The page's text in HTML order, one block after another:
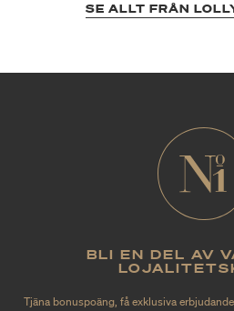
SE ALLT FRÅN
BLI EN DEL AV
Tjäna bonuspoäng, få exklusiva